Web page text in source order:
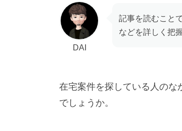
DAI
記事を読むこと
などを詳しく把
在宅案件を探している人のな
でしょうか。